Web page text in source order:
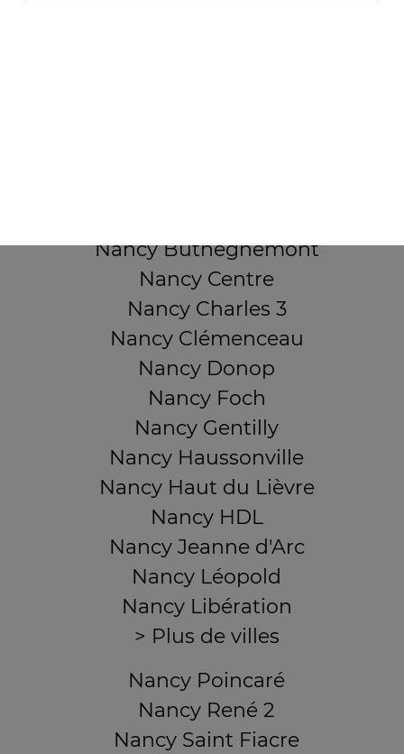
Nancy Buthégnemont
Nancy Centre
Nancy Charles 3
Nancy Clémenceau
Nancy Donop
Nancy Foch
Nancy Gentilly
Nancy Haussonville
Nancy Haut du Lièvre
Nancy HDL
Nancy Jeanne d'Arc
Nancy Léopold
Nancy Libération
> Plus de villes
Nancy Poincaré
Nancy René 2
Nancy Saint Fiacre